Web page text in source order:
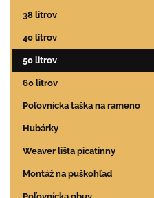
38 litrov
40 litrov
50 litrov
60 litrov
Poľovnícka taška na rameno
Hubárky
Weaver lišta picatinny
Montáž na puškohľad